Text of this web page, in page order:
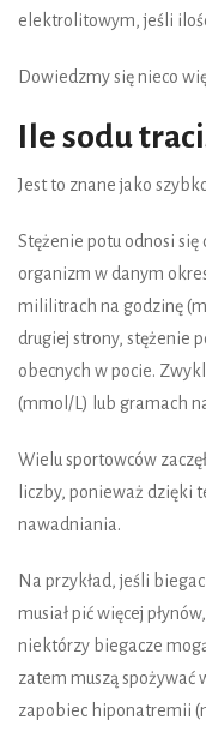
elektrolitowym, jeśli
Dowiedzmy się nieco
Ile sodu
Jest to znane jako
Stężenie potu odnosi
organizm w danym
mililitrach na godzinę
drugiej strony, stężenie
obecnych w pocie.
(mmol/L) lub gramach
Wielu sportowców
liczby, ponieważ dzięki
nawadniania.
Na przykład, jeśli
musiał pić więcej
niektórzy biegacze
zatem muszą spożywać
zapobiec hiponatremii